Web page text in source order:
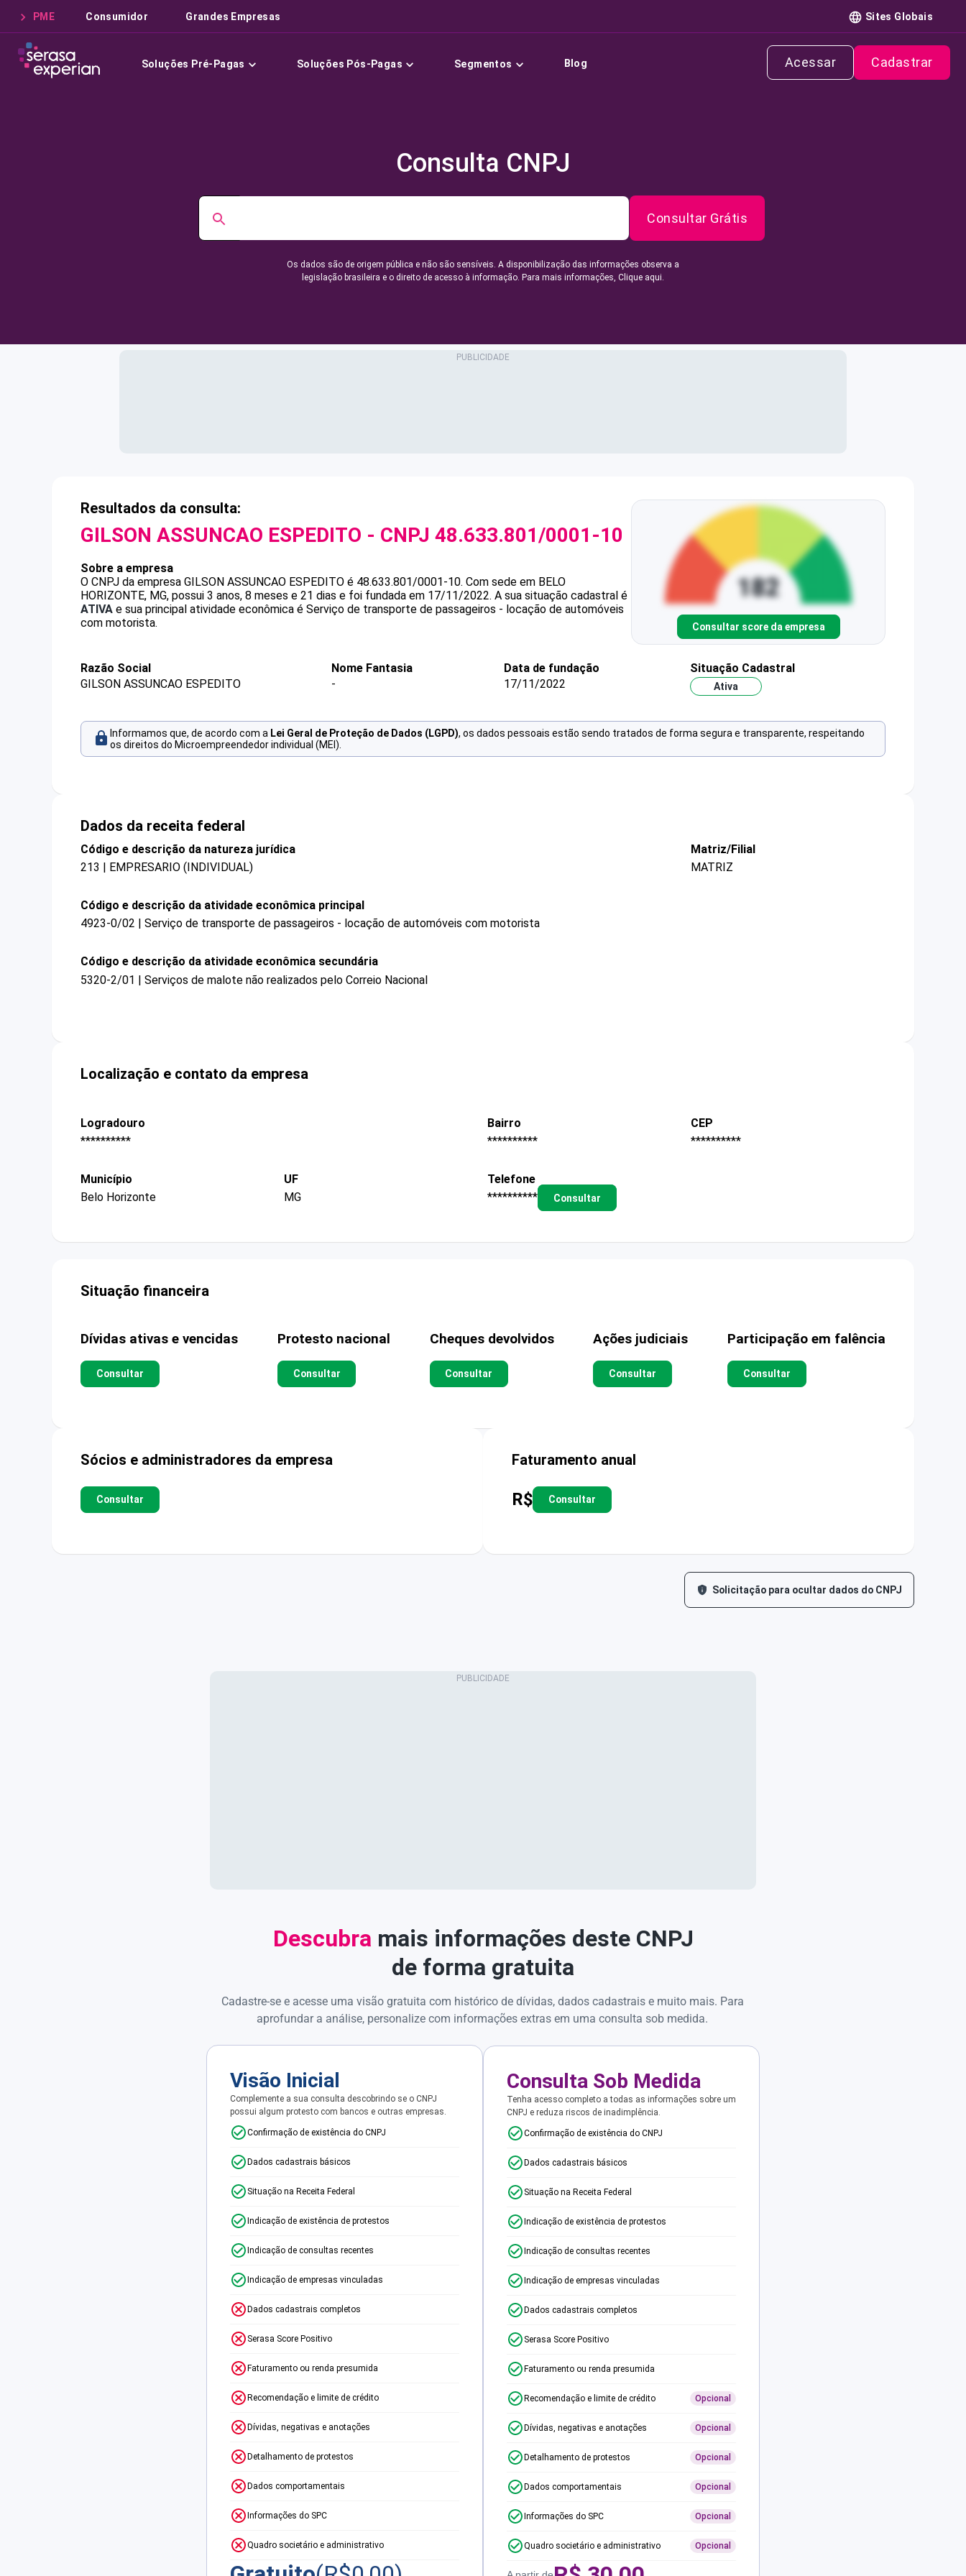
PME Consumidor Grandes Empresas Sites Globais
Soluções Pré-Pagas Soluções Pós-Pagas Segmentos Blog Acessar Cadastrar
Consulta CNPJ
Consultar Grátis
Os dados são de origem pública e não são sensíveis. A disponibilização das informações observa a
legislação brasileira e o direito de acesso à informação. Para mais informações, Clique aqui.
Resultados da consulta:
GILSON ASSUNCAO ESPEDITO - CNPJ 48.633.801/0001-10
Sobre a empresa
O CNPJ da empresa GILSON ASSUNCAO ESPEDITO é 48.633.801/0001-10. Com sede em BELO
HORIZONTE, MG, possui 3 anos, 8 meses e 21 dias e foi fundada em 17/11/2022. A sua situação cadastral é
ATIVA e sua principal atividade econômica é Serviço de transporte de passageiros - locação de automóveis
com motorista.
Consultar score da empresa
Razão Social
GILSON ASSUNCAO ESPEDITO
Nome Fantasia
-
Data de fundação
17/11/2022
Situação Cadastral
Ativa
Informamos que, de acordo com a Lei Geral de Proteção de Dados (LGPD), os dados pessoais estão sendo tratados de forma segura e transparente, respeitando
os direitos do Microempreendedor individual (MEI).
Dados da receita federal
Código e descrição da natureza jurídica
213 | EMPRESARIO (INDIVIDUAL)
Matriz/Filial
MATRIZ
Código e descrição da atividade econômica principal
4923-0/02 | Serviço de transporte de passageiros - locação de automóveis com motorista
Código e descrição da atividade econômica secundária
5320-2/01 | Serviços de malote não realizados pelo Correio Nacional
Localização e contato da empresa
Logradouro
**********
Bairro
**********
CEP
**********
Município
Belo Horizonte
UF
MG
Telefone
**********
Consultar
Situação financeira
Dívidas ativas e vencidas
Consultar
Protesto nacional
Consultar
Cheques devolvidos
Consultar
Ações judiciais
Consultar
Participação em falência
Consultar
Sócios e administradores da empresa
Consultar
Faturamento anual
R$ Consultar
Solicitação para ocultar dados do CNPJ
Descubra mais informações deste CNPJ
de forma gratuita
Cadastre-se e acesse uma visão gratuita com histórico de dívidas, dados cadastrais e muito mais. Para
aprofundar a análise, personalize com informações extras em uma consulta sob medida.
Visão Inicial
Complemente a sua consulta descobrindo se o CNPJ
possui algum protesto com bancos e outras empresas.
Confirmação de existência do CNPJ
Dados cadastrais básicos
Situação na Receita Federal
Indicação de existência de protestos
Indicação de consultas recentes
Indicação de empresas vinculadas
Dados cadastrais completos
Serasa Score Positivo
Faturamento ou renda presumida
Recomendação e limite de crédito
Dívidas, negativas e anotações
Detalhamento de protestos
Dados comportamentais
Informações do SPC
Quadro societário e administrativo
Consulta Sob Medida
Tenha acesso completo a todas as informações sobre um
CNPJ e reduza riscos de inadimplência.
Confirmação de existência do CNPJ
Dados cadastrais básicos
Situação na Receita Federal
Indicação de existência de protestos
Indicação de consultas recentes
Indicação de empresas vinculadas
Dados cadastrais completos
Serasa Score Positivo
Faturamento ou renda presumida
Recomendação e limite de crédito Opcional
Dívidas, negativas e anotações Opcional
Detalhamento de protestos Opcional
Dados comportamentais Opcional
Informações do SPC Opcional
Quadro societário e administrativo Opcional